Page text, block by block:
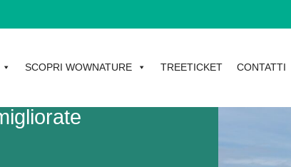
SCOPRI WOWNATURE TREETICKET CONTATTI